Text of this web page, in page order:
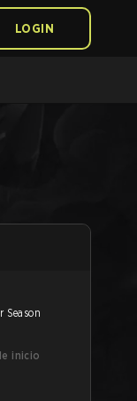
LOGIN
Season
inicio